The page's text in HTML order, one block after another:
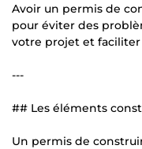
Avoir un permis de
pour éviter des
votre projet et
---
## Les éléments
Un permis de